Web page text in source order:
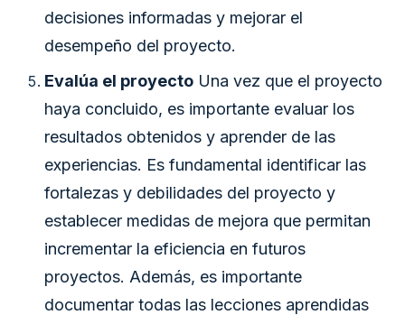
decisiones informadas y mejorar el
desempeño del proyecto.
Evalúa el proyecto Una vez que el proyecto
haya concluido, es importante evaluar los
resultados obtenidos y aprender de las
experiencias. Es fundamental identificar las
fortalezas y debilidades del proyecto y
establecer medidas de mejora que permitan
incrementar la eficiencia en futuros
proyectos. Además, es importante
documentar todas las lecciones aprendidas